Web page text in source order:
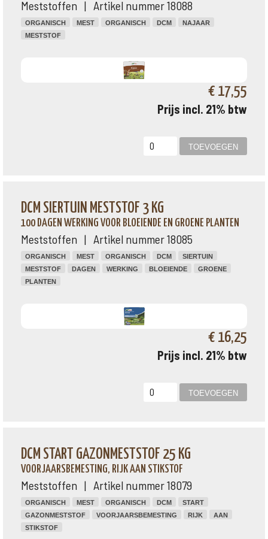
Meststoffen | Artikel nummer 18088
ORGANISCH MEST ORGANISCH DCM
NAJAAR
MESTSTOF
€ 17,55
Prijs incl. 21% btw
DCM SIERTUIN MESTSTOF 3 KG
100 DAGEN WERKING VOOR BLOEIENDE EN GROENE PLANTEN
Meststoffen | Artikel nummer 18085
ORGANISCH MEST ORGANISCH DCM
SIERTUIN
MESTSTOF
DAGEN WERKING BLOEIENDE
GROENE
PLANTEN
€ 16,25
Prijs incl. 21% btw
DCM START GAZONMESTSTOF 25 KG
VOORJAARSBEMESTING, RIJK AAN STIKSTOF
Meststoffen | Artikel nummer 18079
ORGANISCH MEST ORGANISCH DCM
START
GAZONMESTSTOF
VOORJAARSBEMESTING RIJK
AAN
STIKSTOF